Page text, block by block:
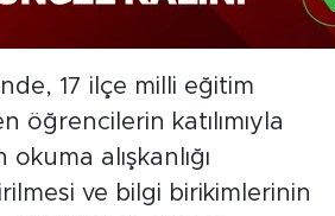
17 ilçe milli eğitim
katılımıyla
alışkanlığı
ve bilgi birikimlerinin